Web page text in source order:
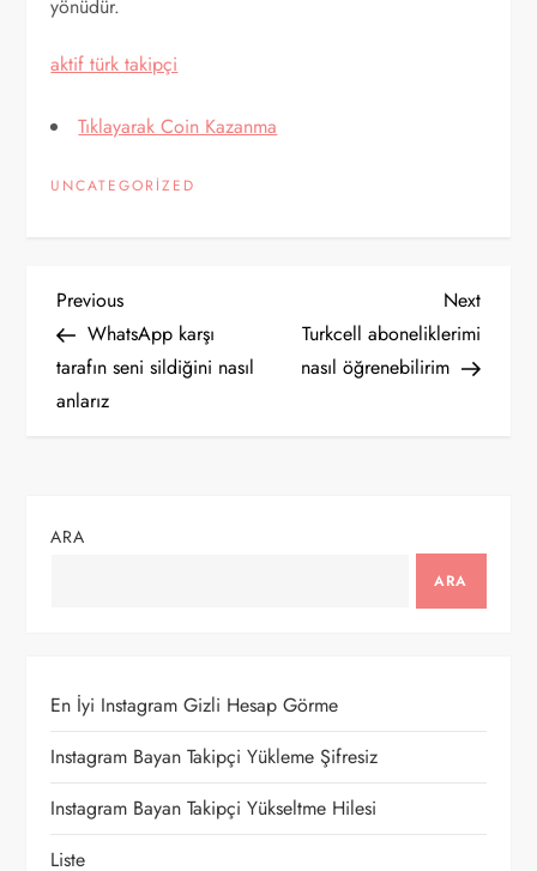
yönüdür.
aktif türk takipçi
Tıklayarak Coin Kazanma
UNCATEGORIZED
Y
a
z
g
i
n
m
Previous
Post
Previous
WhatsApp karşı
tarafın seni sildiğini nasıl
anlarız
Next
Post
Next
Turkcell aboneliklerimi
nasıl öğrenebilirim
ARA
ARA
En İyi Instagram Gizli Hesap Görme
Instagram Bayan Takipçi Yükleme Şifresiz
Instagram Bayan Takipçi Yükseltme Hilesi
Liste